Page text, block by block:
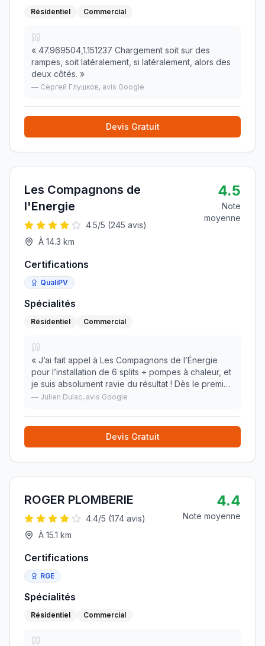
Résidentiel Commercial
« 47.969504,1.151237 Chargement soit sur des
rampes, soit latéralement, si latéralement, alors des
deux côtés. »
— Сергей Глушков, avis Google
Devis Gratuit
Les Compagnons de
l'Energie
4.5/5 (245 avis)
À 14.3 km
4.5
Note
moyenne
Certifications
QualiPV
Spécialités
Résidentiel Commercial
« J’ai fait appel à Les Compagnons de l’Énergie
pour l’installation de 6 splits + pompes à chaleur, et
je suis absolument ravie du résultat ! Dès le premier
contact, leur équipe téléphonique a été ultra
— Julien Dulac, avis Google
Devis Gratuit
ROGER PLOMBERIE
4.4/5 (174 avis)
À 15.1 km
4.4
Note moyenne
Certifications
RGE
Spécialités
Résidentiel Commercial